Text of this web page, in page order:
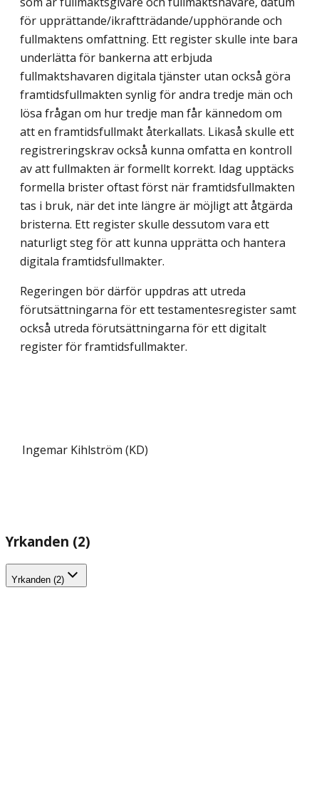
för upprättande/ikraftträdande/upphörande och
fullmaktens omfattning. Ett register skulle inte bara
underlätta för bankerna att erbjuda
fullmaktshavaren digitala tjänster utan också göra
framtidsfullmakten synlig för andra tredje män och
lösa frågan om hur tredje man får kännedom om
att en framtidsfullmakt återkallats. Likaså skulle ett
registreringskrav också kunna omfatta en kontroll
av att fullmakten är formellt korrekt. Idag upptäcks
formella brister oftast först när framtidsfullmakten
tas i bruk, när det inte längre är möjligt att åtgärda
bristerna. Ett register skulle dessutom vara ett
naturligt steg för att kunna upprätta och hantera
digitala framtidsfullmakter.
Regeringen bör därför uppdras att utreda
förutsättningarna för ett testamentesregister samt
också utreda förutsättningarna för ett digitalt
register för framtidsfullmakter.
Ingemar Kihlström (KD)
Yrkanden (2)
Yrkanden (2)